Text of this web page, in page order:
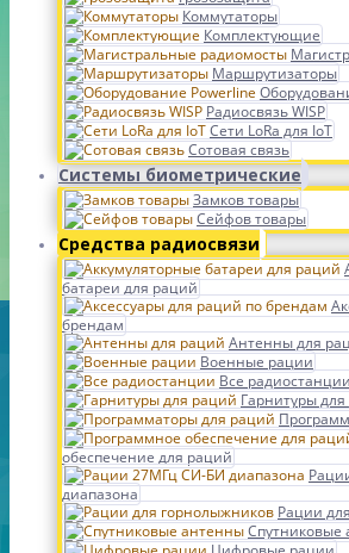
Коммутаторы
Комплектующие
Маршрутизаторы
Радиосвязь WISP
Сети LoRa для IoT
Сотовая связь
Системы биометрические
Замков товары
Сейфов товары
Средства радиосвязи
батареи для раций
брендам
Антенны для
Военные рации
Все радиостанции
Гарнитуры
обеспечение для раций
диапазона
Рации
Спутниковые